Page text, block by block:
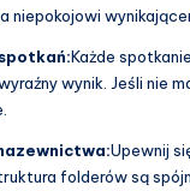
niepokojowi
Każde
wynik. Jeśli nie
Upewnij
folderów są